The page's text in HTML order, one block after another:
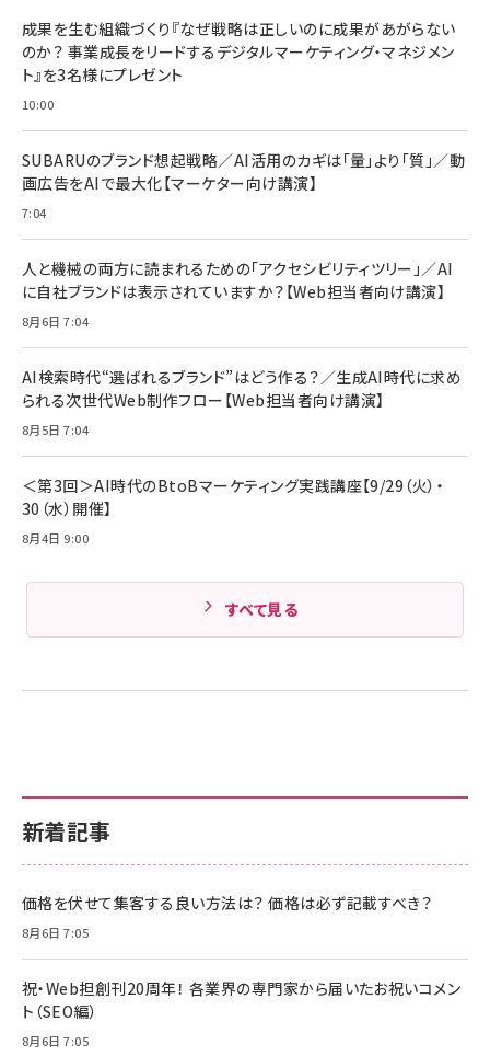
￥1,100
anan(アンアン)2026/07/08号 No.2502[2026
￥880
ママ投資家が育休中に１億貯めた株式投資
組織の成果を最大化する ルールのデザイン
￥1,980
Amazonランキングをもっと見る
すい ガイド枠付き いPhone17 (6.3インチ) 対応
2枚セット DSP25F1698
￥1,599
￥6,980
全ワイヤレスイヤホン/アクティブノイズキャンセリ
技術基準適合】ブラック
￥5,990
ケーブル Anker絡まないケーブル 240W 結束バン
ド付き USB PD対応 シリコン素材採用 iPhone
17 / 16 / 15 / Galaxy iPad Pro MacBook
Pro/Air 各種対応 (1.8m ミッドナイトブラック)
￥1,890
￥5,000
Anker PowerLine III Flow USB-C & USB-C
Pro/Air 各種対応 (1.8m ミッドナイトブラック)
￥1,890
サッポロ 生ビール 黒ラベル 350ml 缶 24本 ビー
ル ケース買い【6/30応募〆切! 黒ラベルビヤセラー
￥4,857
新着記事
価格を伏せて集客する良い方法は？ 価格は必ず記載すべき？
8月6日 7:05
祝・Web担創刊20周年！ 各業界の専門家から届いたお祝いコメン
ト（SEO編）
8月6日 7:05
成果を生む組織づくり『なぜ戦略は正しいのに成果があがらない
のか？ 事業成長をリードするデジタルマーケティング・マネジメン
ト』を3名様にプレゼント
10:00
SUBARUのブランド想起戦略／AI活用のカギは「量」より「質」／動
画広告をAIで最大化【マーケター向け講演】
7:04
人と機械の両方に読まれるための「アクセシビリティツリー」／AI
に自社ブランドは表示されていますか？【Web担当者向け講演】
8月6日 7:04
AI検索時代“選ばれるブランド”はどう作る？／生成AI時代に求め
られる次世代Web制作フロー【Web担当者向け講演】
8月5日 7:04
＜第3回＞AI時代のBtoBマーケティング実践講座【9/29（火）・
30（水）開催】
8月4日 9:00
すべて見る